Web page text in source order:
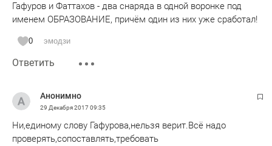
Гафуров и Фаттахов - два снаряда в одной воронке под
именем ОБРАЗОВАНИЕ, причём один из них уже сработал!
0 эмодзи
Ответить
Анонимно
29 Декабря 201709:35
Ни,единому слову Гафурова,нельзя верит.Всё надо
проверять,сопоставлять,требовать